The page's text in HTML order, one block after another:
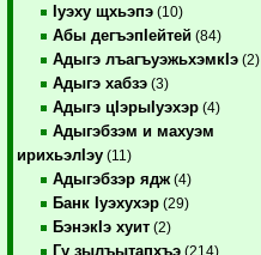
Iуэху щхьэпэ (10)
Абы дегъэпIейтей (84)
Адыгэ лъагъуэжьхэмкIэ (2)
Адыгэ хабзэ (3)
Адыгэ цIэрыIуэхэр (4)
Адыгэбзэм и махуэм
ирихьэлIэу (11)
Адыгэбзэр ядж (4)
Банк Iуэхухэр (29)
БэнэкIэ хуит (2)
Гу зылъытапхъэ (214)